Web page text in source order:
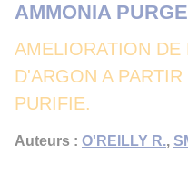
AMELIORATION DE
D'ARGON A
PURIFIE.
AMMONIA
Auteurs : O'REILLY R.,